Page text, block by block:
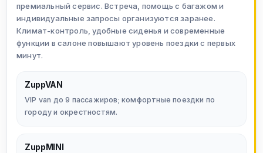
премиальный сервис. Встреча, помощь с багажом и
индивидуальные запросы организуются заранее.
Климат-контроль, удобные сиденья и современные
функции в салоне повышают уровень поездки с первых
минут.
ZuppVAN
VIP van до 9 пассажиров; комфортные поездки по
городу и окрестностям.
ZuppMINI